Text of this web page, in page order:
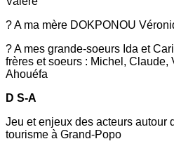
? A ma mère DOKPONOU
? A mes grande-soeurs Ida et
frères et soeurs : Michel, Claude,
Ahouéfa
D S-A
Jeu et enjeux des acteurs autour
tourisme à Grand-Popo